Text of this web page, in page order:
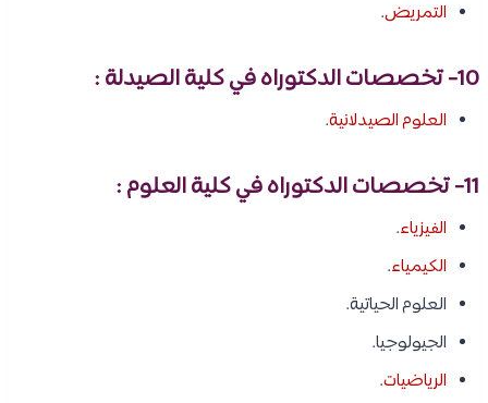
التمريض.
10- تخصصات الدكتوراه في كلية الصيدلة :
العلوم الصيدلانية.
11- تخصصات الدكتوراه في كلية العلوم :
الفيزياء.
الكيمياء.
العلوم الحياتية.
الجيولوجيا.
الرياضيات.